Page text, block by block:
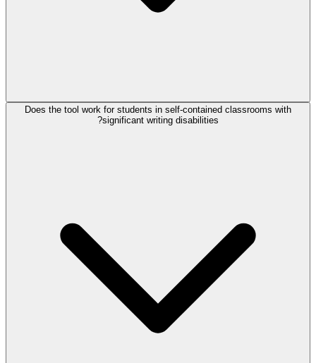
Does the tool work for students in self-contained classrooms with
significant writing disabilities?